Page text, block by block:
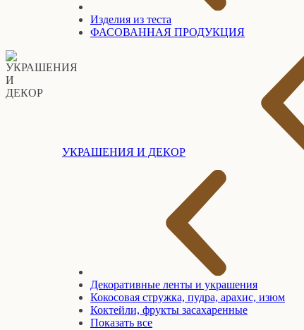
Изделия из теста
ФАСОВАННАЯ ПРОДУКЦИЯ
УКРАШЕНИЯ И ДЕКОР
Декоративные ленты и украшения
Кокосовая стружка, пудра, арахис, изюм
Коктейли, фрукты засахаренные
Показать все